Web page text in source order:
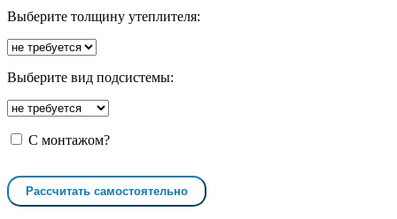
Выберите толщину утеплителя:
Выберите вид подсистемы:
С монтажом?
Рассчитать самостоятельно